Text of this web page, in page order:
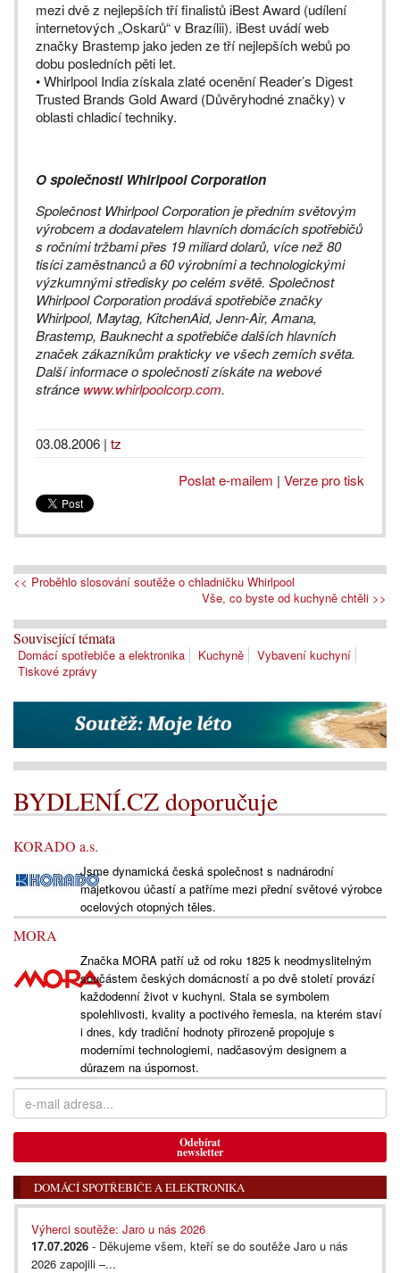
mezi dvě z nejlepších tří finalistů iBest Award (udílení
internetových „Oskarů“ v Brazílii). iBest uvádí web
značky Brastemp jako jeden ze tří nejlepších webů po
dobu posledních pěti let.
• Whirlpool India získala zlaté ocenění Reader’s Digest
Trusted Brands Gold Award (Důvěryhodné značky) v
oblasti chladicí techniky.
O společnosti Whirlpool Corporation
Společnost Whirlpool Corporation je předním světovým
výrobcem a dodavatelem hlavních domácích spotřebičů
s ročními tržbami přes 19 miliard dolarů, více než 80
tisíci zaměstnanců a 60 výrobními a technologickými
výzkumnými středisky po celém světě. Společnost
Whirlpool Corporation prodává spotřebiče značky
Whirlpool, Maytag, KitchenAid, Jenn-Air, Amana,
Brastemp, Bauknecht a spotřebiče dalších hlavních
značek zákazníkům prakticky ve všech zemích světa.
Další informace o společnosti získáte na webové
stránce www.whirlpoolcorp.com.
03.08.2006 | tz
Poslat e-mailem | Verze pro tisk
<< Proběhlo slosování soutěže o chladničku Whirlpool
Vše, co byste od kuchyně chtěli >>
Související témata
Domácí spotřebiče a elektronika Kuchyně
Vybavení kuchyní
Tiskové zprávy
BYDLENÍ.CZ doporučuje
KORADO a.s.
Jsme dynamická česká společnost s nadnárodní
majetkovou účastí a patříme mezi přední světové výrobce
ocelových otopných těles.
MORA
Značka MORA patří už od roku 1825 k neodmyslitelným
součástem českých domácností a po dvě století provází
každodenní život v kuchyni. Stala se symbolem
spolehlivosti, kvality a poctivého řemesla, na kterém staví
i dnes, kdy tradiční hodnoty přirozeně propojuje s
moderními technologiemi, nadčasovým designem a
důrazem na úspornost.
Odebírat
newsletter
DOMÁCÍ SPOTŘEBIČE A ELEKTRONIKA
Výherci soutěže: Jaro u nás 2026
17.07.2026 - Děkujeme všem, kteří se do soutěže Jaro u nás
2026 zapojili –...